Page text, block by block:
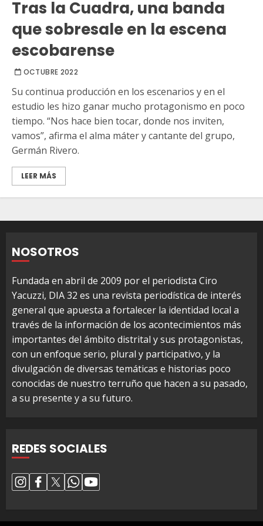
Tras la Cuadra, una banda
que sobresale en la escena
escobarense
OCTUBRE 2022
Su continua producción en los escenarios y en el
estudio les hizo ganar mucho protagonismo en poco
tiempo. “Nos hace bien tocar, donde nos inviten,
vamos”, afirma el alma máter y cantante del grupo,
Germán Rivero.
LEER MÁS
NOSOTROS
Fundada en abril de 2009 por el periodista Ciro
Yacuzzi, DIA 32 es una revista periodística de interés
general que apuesta a fortalecer la identidad local a
través de la información de los acontecimientos más
importantes del ámbito distrital y sus protagonistas,
con un enfoque serio, plural y participativo, y la
divulgación de diversas temáticas e historias poco
conocidas de nuestro terruño que hacen a su pasado,
a su presente y a su futuro.
REDES SOCIALES